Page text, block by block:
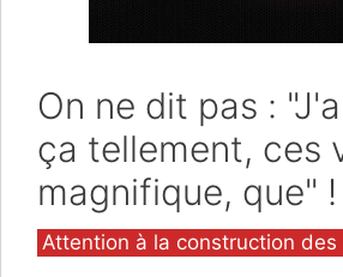
On ne dit pas :
ça tellement, ces
magnifique, que" !
Catégories
Attention à la construction des